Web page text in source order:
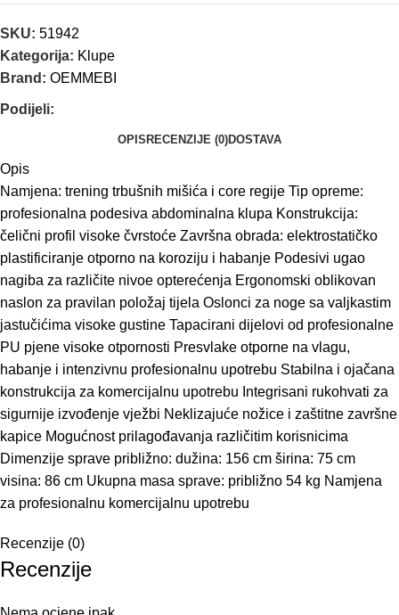
SKU: 51942
Kategorija: Klupe
Brand: OEMMEBI
Podijeli:
OPIS RECENZIJE (0)DOSTAVA
Opis
Namjena: trening trbušnih mišića i core regije Tip opreme:
profesionalna podesiva abdominalna klupa Konstrukcija:
čelični profil visoke čvrstoće Završna obrada: elektrostatičko
plastificiranje otporno na koroziju i habanje Podesivi ugao
nagiba za različite nivoe opterećenja Ergonomski oblikovan
naslon za pravilan položaj tijela Oslonci za noge sa valjkastim
jastučićima visoke gustine Tapacirani dijelovi od profesionalne
PU pjene visoke otpornosti Presvlake otporne na vlagu,
habanje i intenzivnu profesionalnu upotrebu Stabilna i ojačana
konstrukcija za komercijalnu upotrebu Integrisani rukohvati za
sigurnije izvođenje vježbi Neklizajuće nožice i zaštitne završne
kapice Mogućnost prilagođavanja različitim korisnicima
Dimenzije sprave približno: dužina: 156 cm širina: 75 cm
visina: 86 cm Ukupna masa sprave: približno 54 kg Namjena
za profesionalnu komercijalnu upotrebu
Recenzije (0)
Recenzije